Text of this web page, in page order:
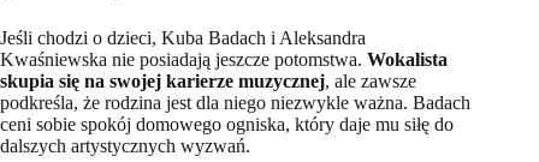
Jeśli chodzi o dzieci, Kuba Badach i Aleksandra
Kwaśniewska nie posiadają jeszcze potomstwa. Wokalista
skupia się na swojej karierze muzycznej, ale zawsze
podkreśla, że rodzina jest dla niego niezwykle ważna. Badach
ceni sobie spokój domowego ogniska, który daje mu siłę do
dalszych artystycznych wyzwań.